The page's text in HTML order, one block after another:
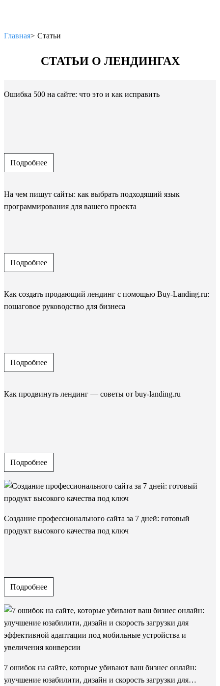
Главная Статьи
СТАТЬИ О ЛЕНДИНГАХ
Ошибка 500 на сайте: что это и как исправить
Подробнее
На чем пишут сайты: как выбрать подходящий язык
программирования для вашего проекта
Подробнее
Как создать продающий лендинг с помощью Buy-Landing.ru:
пошаговое руководство для бизнеса
Подробнее
Как продвинуть лендинг — советы от buy-landing.ru
Подробнее
Создание профессионального сайта за 7 дней: готовый
продукт высокого качества под ключ
Подробнее
7 ошибок на сайте, которые убивают ваш бизнес онлайн:
улучшение юзабилити, дизайн и скорость загрузки для